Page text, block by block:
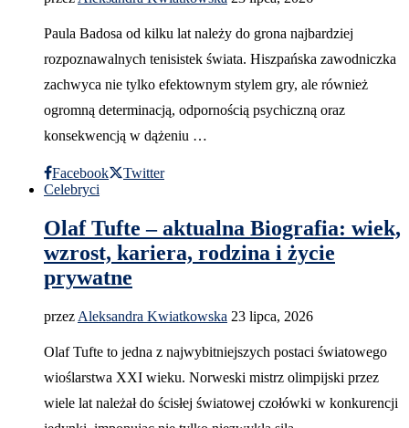
Paula Badosa od kilku lat należy do grona najbardziej
rozpoznawalnych tenisistek świata. Hiszpańska zawodniczka
zachwyca nie tylko efektownym stylem gry, ale również
ogromną determinacją, odpornością psychiczną oraz
konsekwencją w dążeniu …
Facebook
Twitter
Celebryci
Olaf Tufte – aktualna Biografia: wiek,
wzrost, kariera, rodzina i życie
prywatne
przez Aleksandra Kwiatkowska 23 lipca, 2026
Olaf Tufte to jedna z najwybitniejszych postaci światowego
wioślarstwa XXI wieku. Norweski mistrz olimpijski przez
wiele lat należał do ścisłej światowej czołówki w konkurencji